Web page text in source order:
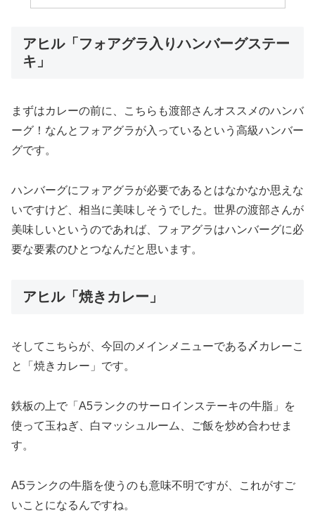
アヒル「フォアグラ入りハンバーグステー
キ」
まずはカレーの前に、こちらも渡部さんオススメのハンバ
ーグ！なんとフォアグラが入っているという高級ハンバー
グです。
ハンバーグにフォアグラが必要であるとはなかなか思えな
いですけど、相当に美味しそうでした。世界の渡部さんが
美味しいというのであれば、フォアグラはハンバーグに必
要な要素のひとつなんだと思います。
アヒル「焼きカレー」
そしてこちらが、今回のメインメニューである〆カレーこ
と「焼きカレー」です。
鉄板の上で「A5ランクのサーロインステーキの牛脂」を
使って玉ねぎ、白マッシュルーム、ご飯を炒め合わせま
す。
A5ランクの牛脂を使うのも意味不明ですが、これがすご
いことになるんですね。